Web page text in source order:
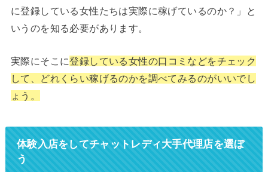
に登録している女性たちは実際に稼げているのか？」と
いうのを知る必要があります。
実際にそこに登録している女性の口コミなどをチェック
して、どれくらい稼げるのかを調べてみるのがいいでし
ょう。
体験入店をしてチャットレディ大手代理店を選ぼ
う